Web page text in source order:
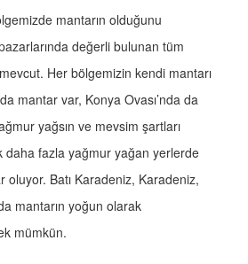
mantarın olduğunu
değerli bulunan tüm
Her bölgemizin kendi mantarı
mantar var, Konya Ovası’nda da
yağsın ve mevsim şartları
daha fazla yağmur yağan yerlerde
oluyor. Batı Karadeniz, Karadeniz,
mantarın yoğun olarak
mümkün.